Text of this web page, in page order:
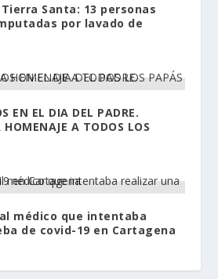
Santa: 13 personas
por lavado de
EN EL DIA DEL PADRE.
A TODOS LOS
médico que intentaba
de covid-19 en Cartagena